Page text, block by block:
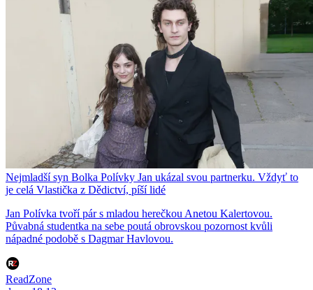
Nejmladší syn Bolka Polívky Jan ukázal svou partnerku. Vždyť to
je celá Vlastička z Dědictví, píší lidé
Jan Polívka tvoří pár s mladou herečkou Anetou Kalertovou.
Půvabná studentka na sebe poutá obrovskou pozornost kvůli
nápadné podobě s Dagmar Havlovou.
ReadZone